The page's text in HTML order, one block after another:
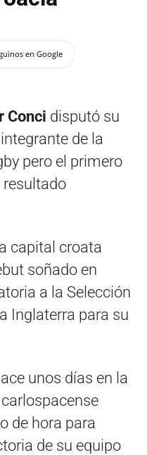
en Google
Conci disputó su
de la
pero el primero
resultado
capital croata
soñado en
a la Selección
Inglaterra para su
unos días en la
de hora para
de su equipo